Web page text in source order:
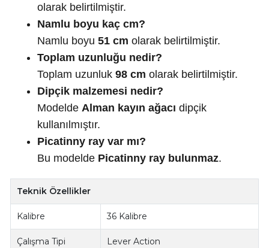
olarak belirtilmiştir.
Namlu boyu kaç cm?
Namlu boyu 51 cm olarak belirtilmiştir.
Toplam uzunluğu nedir?
Toplam uzunluk 98 cm olarak belirtilmiştir.
Dipçik malzemesi nedir?
Modelde Alman kayın ağacı dipçik
kullanılmıştır.
Picatinny ray var mı?
Bu modelde Picatinny ray bulunmaz.
Teknik Özellikler
Kalibre 36 Kalibre
Çalışma Tipi Lever Action